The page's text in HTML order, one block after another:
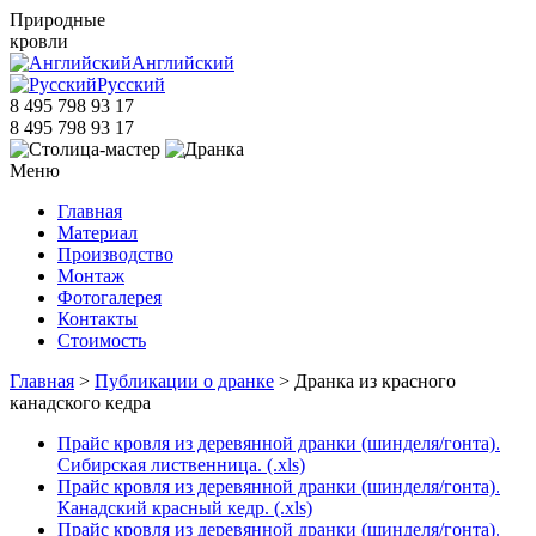
Природные
кровли
Английский
Русский
8 495 798 93 17
8 495 798 93 17
Меню
Главная
Материал
Производство
Монтаж
Фотогалерея
Контакты
Стоимость
Главная > Публикации о дранке > Дранка из красного
канадского кедра
Прайс кровля из деревянной дранки (шинделя/гонта).
Сибирская лиственница. (.xls)
Прайс кровля из деревянной дранки (шинделя/гонта).
Канадский красный кедр. (.xls)
Прайс кровля из деревянной дранки (шинделя/гонта).